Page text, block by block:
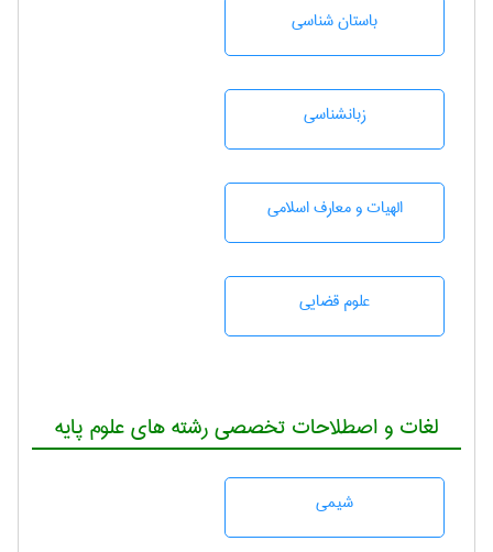
باستان شناسی
زبانشناسی
الهیات و معارف اسلامی
علوم قضایی
لغات و اصطلاحات تخصصی رشته های علوم پایه
شيمی